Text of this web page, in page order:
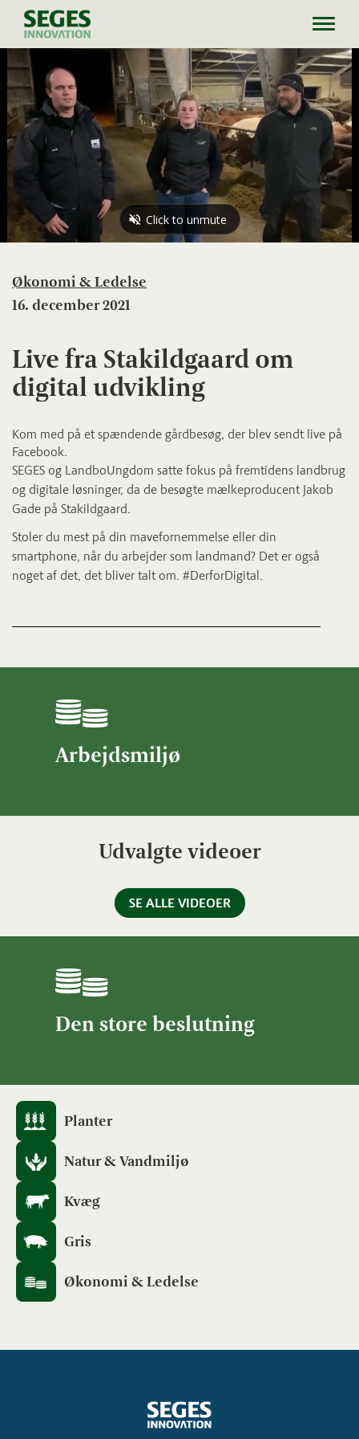
Økonomi & Ledelse
16. december 2021
Live fra Stakildgaard om
digital udvikling
Kom med på et spændende gårdbesøg, der blev sendt live på
Facebook.
SEGES og LandboUngdom satte fokus på fremtidens landbrug
og digitale løsninger, da de besøgte mælkeproducent Jakob
Gade på Stakildgaard.
Stoler du mest på din mavefornemmelse eller din
smartphone, når du arbejder som landmand? Det er også
noget af det, det bliver talt om. #DerforDigital.
Arbejdsmiljø
Udvalgte videoer
SE ALLE VIDEOER
Den store beslutning
Planter
Natur & Vandmiljø
Kvæg
Gris
Økonomi & Ledelse